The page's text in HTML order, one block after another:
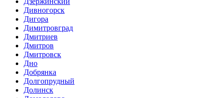
Дивногорск
Дигора
Димитровград
Дмитриев
Дмитров
Дмитровск
Дно
Добрянка
Долгопрудный
Долинск